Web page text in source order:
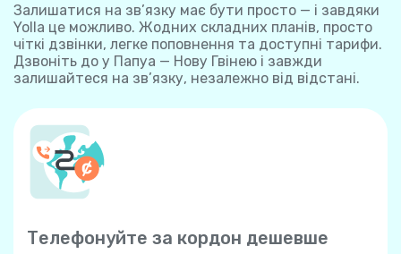
Залишатися на зв’язку має бути просто — і завдяки
Yolla це можливо. Жодних складних планів, просто
чіткі дзвінки, легке поповнення та доступні тарифи.
Дзвоніть до у Папуа — Нову Гвінею і завжди
залишайтеся на зв’язку, незалежно від відстані.
Телефонуйте за кордон дешевше